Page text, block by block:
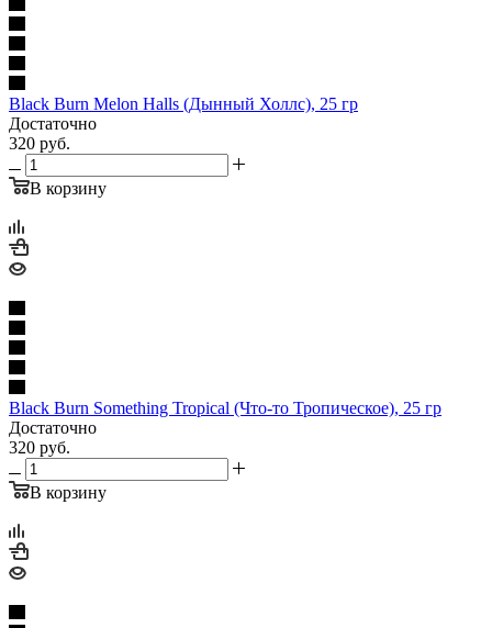
Black Burn Melon Halls (Дынный Холлс), 25 гр
Достаточно
320 руб.
В корзину
Black Burn Something Tropical (Что-то Тропическое), 25 гр
Достаточно
320 руб.
В корзину